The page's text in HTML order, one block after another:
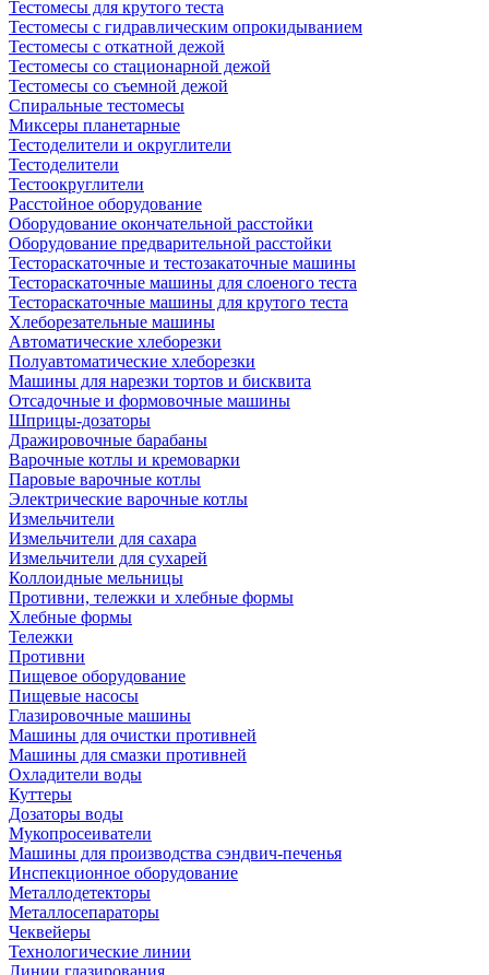
Тестомесы для крутого теста
Тестомесы с гидравлическим опрокидыванием
Тестомесы с откатной дежой
Тестомесы со стационарной дежой
Тестомесы со съемной дежой
Спиральные тестомесы
Миксеры планетарные
Тестоделители и округлители
Тестоделители
Тестоокруглители
Расстойное оборудование
Оборудование окончательной расстойки
Оборудование предварительной расстойки
Тестораскаточные и тестозакаточные машины
Тестораскаточные машины для слоеного теста
Тестораскаточные машины для крутого теста
Хлеборезательные машины
Автоматические хлеборезки
Полуавтоматические хлеборезки
Машины для нарезки тортов и бисквита
Отсадочные и формовочные машины
Шприцы-дозаторы
Дражировочные барабаны
Варочные котлы и кремоварки
Паровые варочные котлы
Электрические варочные котлы
Измельчители
Измельчители для сахара
Измельчители для сухарей
Коллоидные мельницы
Противни, тележки и хлебные формы
Хлебные формы
Тележки
Противни
Пищевое оборудование
Пищевые насосы
Глазировочные машины
Машины для очистки противней
Машины для смазки противней
Охладители воды
Куттеры
Дозаторы воды
Мукопросеиватели
Машины для производства сэндвич-печенья
Инспекционное оборудование
Металлодетекторы
Металлосепараторы
Чеквейеры
Технологические линии
Линии глазирования